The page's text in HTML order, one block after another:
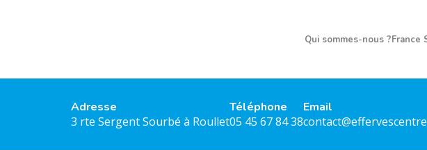
Qui sommes-nous ?France
Adresse
3 rte Sergent Sourbé à Roullet
Téléphone
05 45 67 84 38
Email